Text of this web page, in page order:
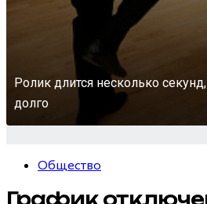
Ролик длится несколько
долго
Общество
График